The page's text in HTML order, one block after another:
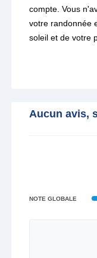
compte. Vous
votre randonnée
soleil et de votre
Aucun avis,
NOTE GLOBALE